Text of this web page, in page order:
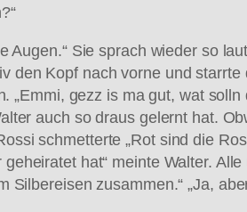
Augen.“ Sie sprach wieder so
den Kopf nach vorne und
gezz is ma gut, wat
auch so draus gelernt hat.
schmetterte „Rot sind die
hat“ meinte Walter.
Silbereisen zusammen.“ „Ja,